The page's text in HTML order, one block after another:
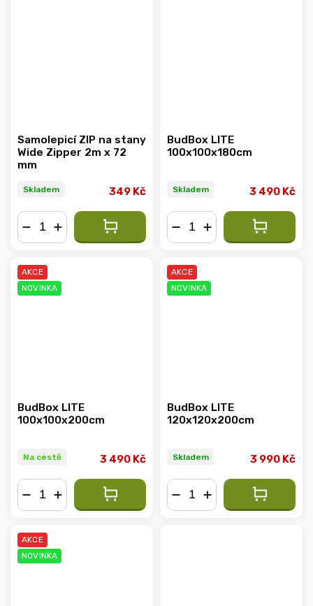
Samolepicí ZIP na stany
Wide Zipper 2m x 72
mm
Skladem 349 Kč
BudBox LITE
100x100x180cm
Skladem 3 490 Kč
AKCE
NOVINKA
BudBox LITE
100x100x200cm
Na cestě 3 490 Kč
AKCE
NOVINKA
BudBox LITE
120x120x200cm
Skladem 3 990 Kč
AKCE
NOVINKA